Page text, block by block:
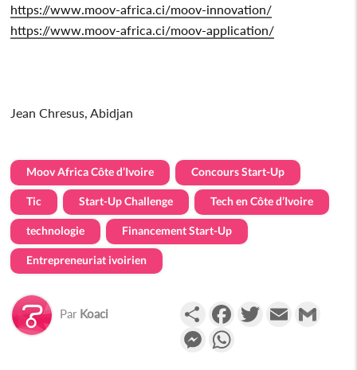
https://www.moov-africa.ci/moov-innovation/
https://www.moov-africa.ci/moov-application/
Jean Chresus, Abidjan
Moov Africa Côte d’Ivoire Concours Start-Up
Tic Start-Up Challenge Tech en Côte d’Ivoire
technologie Financement Start-Up
Entrepreneuriat ivoirien
Par Koaci PartagerFacebookTwitterEmail
Messenger